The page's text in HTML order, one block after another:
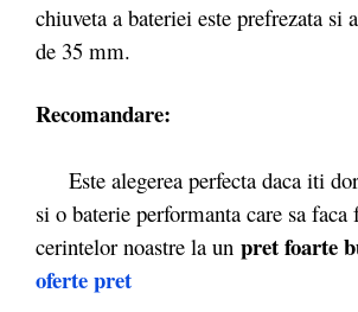
chiuveta a bateriei este prefrezata si
de 35 mm.
Recomandare:
Este alegerea perfecta daca iti
si o baterie performanta care sa
cerintelor noastre la un pret foarte
oferte pret